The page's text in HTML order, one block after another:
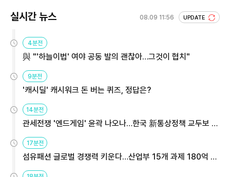
실시간 뉴스 08.09 11:56 UPDATE
4분전
與 "'하늘이법' 여야 공동 발의 괜찮아…그것이 협치"
9분전
'캐시딜' 캐시워크 돈 버는 퀴즈, 정답은?
14분전
관세전쟁 '엔드게임' 윤곽 나오나…한국 新통상정책 교두보 활
용해야
17분전
섬유패션 글로벌 경쟁력 키운다…산업부 15개 과제 180억 지
원